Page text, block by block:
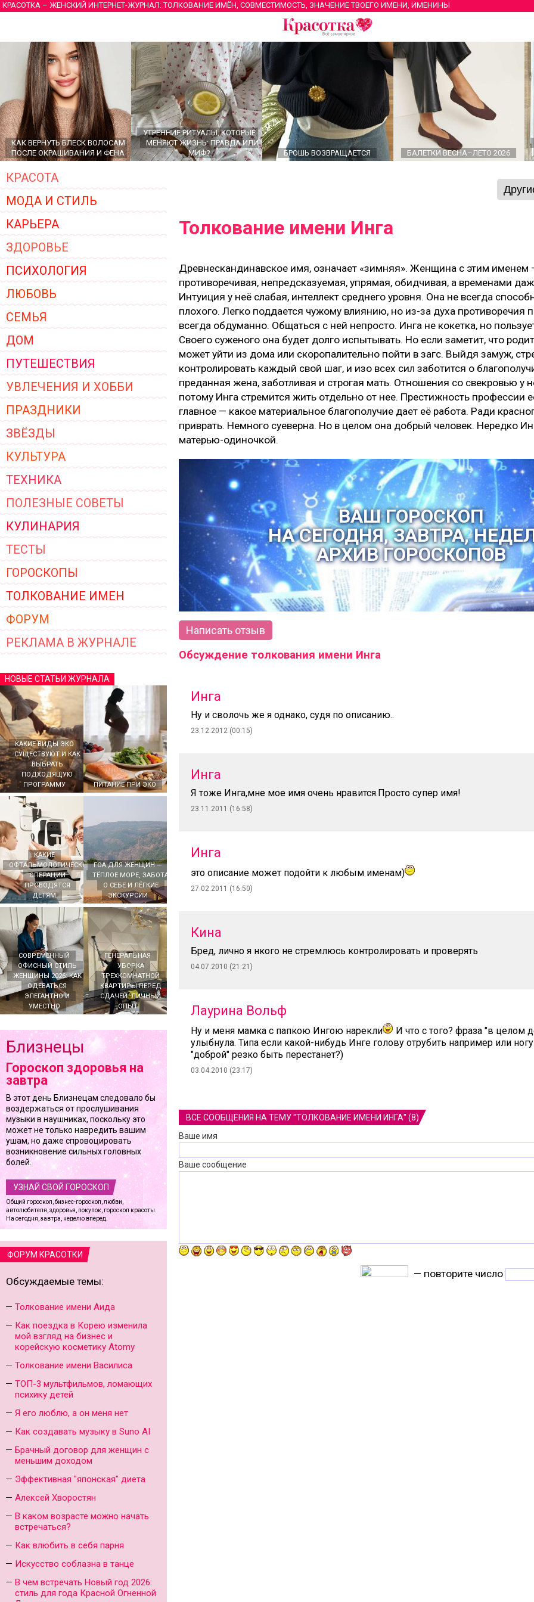
КРАСОТКА – ЖЕНСКИЙ ИНТЕРНЕТ-ЖУРНАЛ: ТОЛКОВАНИЕ ИМЁН, СОВМЕСТИМОСТЬ, ЗНАЧЕНИЕ ТВОЕГО ИМЕНИ, ИМЕНИНЫ
КАК ВЕРНУТЬ БЛЕСК ВОЛОСАМ
ПОСЛЕ ОКРАШИВАНИЯ И ФЕНА
УТРЕННИЕ РИТУАЛЫ, КОТОРЫЕ
МЕНЯЮТ ЖИЗНЬ: ПРАВДА ИЛИ
МИФ?
БРОШЬ ВОЗВРАЩАЕТСЯ БАЛЕТКИ ВЕСНА–ЛЕТО 2026
ГЛАВНЫЕ ТРЕНДЫ ВЕРХНЕЙ
ЖЕНСКОЙ ОДЕЖДЫ 2026
КРАСОТА
МОДА И СТИЛЬ
КАРЬЕРА
ЗДОРОВЬЕ
ПСИХОЛОГИЯ
ЛЮБОВЬ
СЕМЬЯ
ДОМ
ПУТЕШЕСТВИЯ
УВЛЕЧЕНИЯ И ХОББИ
ПРАЗДНИКИ
ЗВЁЗДЫ
КУЛЬТУРА
ТЕХНИКА
ПОЛЕЗНЫЕ СОВЕТЫ
КУЛИНАРИЯ
ТЕСТЫ
ГОРОСКОПЫ
ТОЛКОВАНИЕ ИМЕН
ФОРУМ
РЕКЛАМА В ЖУРНАЛЕ
НОВЫЕ СТАТЬИ ЖУРНАЛА
КАКИЕ ВИДЫ ЭКО
СУЩЕСТВУЮТ И КАК
ВЫБРАТЬ
ПОДХОДЯЩУЮ
ПРОГРАММУ
ПИТАНИЕ ПРИ ЭКО
КАКИЕ
ОФТАЛЬМОЛОГИЧЕСКИЕ
ОПЕРАЦИИ
ПРОВОДЯТСЯ
ДЕТЯМ
ГОА ДЛЯ ЖЕНЩИН —
ТЁПЛОЕ МОРЕ, ЗАБОТА
О СЕБЕ И ЛЁГКИЕ
ЭКСКУРСИИ
СОВРЕМЕННЫЙ
ОФИСНЫЙ СТИЛЬ
ЖЕНЩИНЫ 2026: КАК
ОДЕВАТЬСЯ
ЭЛЕГАНТНО И
УМЕСТНО
ГЕНЕРАЛЬНАЯ
УБОРКА
ТРЕХКОМНАТНОЙ
КВАРТИРЫ ПЕРЕД
СДАЧЕЙ: ЛИЧНЫЙ
ОПЫТ
Близнецы
Гороскоп здоровья на
завтра
В этот день Близнецам следовало бы
воздержаться от прослушивания
музыки в наушниках, поскольку это
может не только навредить вашим
ушам, но даже спровоцировать
возникновение сильных головных
болей.
УЗНАЙ СВОЙ ГОРОСКОП
Общий гороскоп, бизнес-гороскоп, любви,
автолюбителя, здоровья, покупок, гороскоп красоты.
На сегодня, завтра, неделю вперед.
ФОРУМ КРАСОТКИ
Обсуждаемые темы:
Толкование имени Аида
Как поездка в Корею изменила
мой взгляд на бизнес и
корейскую косметику Atomy
Толкование имени Василиса
ТОП-3 мультфильмов, ломающих
психику детей
Я его люблю, а он меня нет
Как создавать музыку в Suno AI
Брачный договор для женщин с
меньшим доходом
Эффективная "японская" диета
Алексей Хворостян
В каком возрасте можно начать
встречаться?
Как влюбить в себя парня
Искусство соблазна в танце
В чем встречать Новый год 2026:
стиль для года Красной Огненной
Толкование имени Инга
Древнескандинавское имя, означает «зимняя». Женщина с этим
противоречивая, непредсказуемая, упрямая, обидчивая, а временами
Интуиция у неё слабая, интеллект среднего уровня. Она не всегда
плохого. Легко поддается чужому влиянию, но из-за духа противоречия
всегда обдуманно. Общаться с ней непросто. Инга не кокетка, но
Своего суженого она будет долго испытывать. Но если заметит, что
может уйти из дома или скоропалительно пойти в загс. Выйдя замуж,
контролировать каждый свой шаг, и изо всех сил заботится о
преданная жена, заботливая и строгая мать. Отношения со свекровью у
потому Инга стремится жить отдельно от нее. Престижность профессии
главное — какое материальное благополучие дает её работа. Ради
приврать. Немного суеверна. Но в целом она добрый человек. Нередко
матерью-одиночкой.
ВАШ ГОРОСКОП
НА СЕГОДНЯ, ЗАВТРА,
АРХИВ ГОРОСКОПОВ
Написать отзыв
Обсуждение толкования имени Инга
Инга
Ну и сволочь же я однако, судя по описанию..
23.12.2012 (00:15)
Инга
Я тоже Инга,мне мое имя очень нравится.Просто супер имя!
23.11.2011 (16:58)
Инга
это описание может подойти к любым именам)
27.02.2011 (16:50)
Кина
Бред, лично я нкого не стремлюсь контролировать и проверять
04.07.2010 (21:21)
Лаурина Вольф
Ну и меня мамка с папкою Ингою нарекли
И что с того? фраза "в целом
улыбнула. Типа если какой-нибудь Инге голову отрубить например или ногу
"доброй" резко быть перестанет?)
03.04.2010 (23:17)
ВСЕ СООБЩЕНИЯ НА ТЕМУ "ТОЛКОВАНИЕ ИМЕНИ ИНГА" (8)
Ваше имя
Ваше сообщение
— повторите число